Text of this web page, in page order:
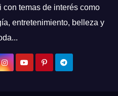
temas de interés como
entretenimiento, belleza y